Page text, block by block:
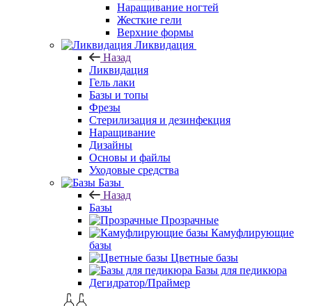
Наращивание ногтей
Жесткие гели
Верхние формы
Ликвидация
Назад
Ликвидация
Гель лаки
Базы и топы
Фрезы
Стерилизация и дезинфекция
Наращивание
Дизайны
Основы и файлы
Уходовые средства
Базы
Назад
Базы
Прозрачные
Камуфлирующие
базы
Цветные базы
Базы для педикюра
Дегидратор/Праймер